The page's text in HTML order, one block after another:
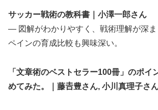
サッカー戦術の教科書｜小澤一郎さん
— 図解がわかりやすく、戦術理解が深ま
ペインの育成比較も興味深い。
「文章術のベストセラー100冊」のポイ
めてみた。｜藤𠮷豊さん, 小川真理子さ